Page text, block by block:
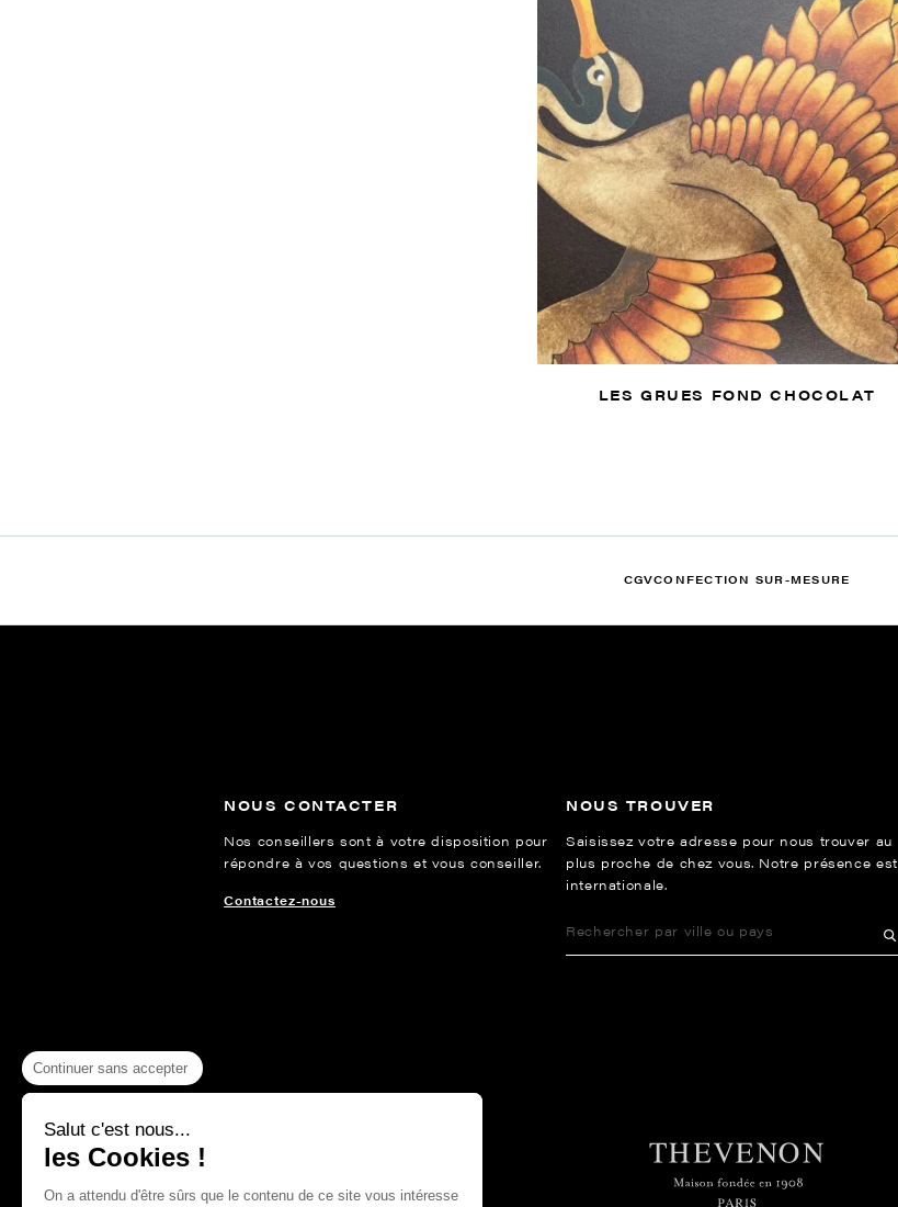
LES GRUES FOND CHOCOLAT
CGVCONFECTION SUR-MESURE
NOUS CONTACTER
Nos conseillers sont à votre disposition pour
répondre à vos questions et vous conseiller.
Contactez-nous
NOUS TROUVER
Saisissez votre adresse pour nous trouver au
plus proche de chez vous. Notre présence est
internationale.
Continuer sans accepter
Salut c'est nous...
les Cookies !
On a attendu d'être sûrs que le contenu de ce site vous intéresse